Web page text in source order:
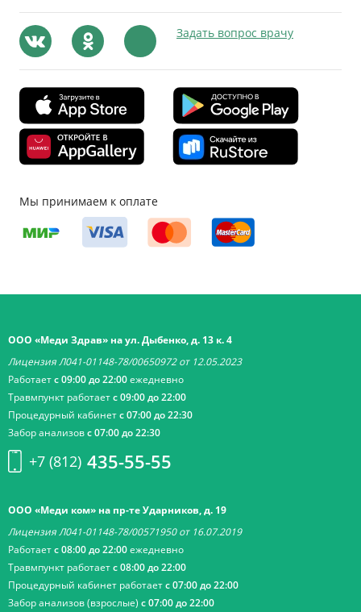
Задать вопрос врачу
Мы принимаем к оплате
ООО «Меди Здрав» на ул. Дыбенко, д. 13 к. 4
Лицензия Л041-01148-78/00650972 от 12.05.2023
Работаетс 09:00 до 22:00ежедневно
Травмпункт работаетс 09:00 до 22:00
Процедурный кабинетс 07:00 до 22:30
Забор анализовс 07:00 до 22:30
+7 (812) 435-55-55
ООО «Меди ком» на пр-те Ударников, д. 19
Лицензия Л041-01148-78/00571950 от 16.07.2019
Работаетс 08:00 до 22:00ежедневно
Травмпункт работаетс 08:00 до 22:00
Процедурный кабинет работаетс 07:00 до 22:00
Забор анализов (взрослые) с 07:00 до 22:00